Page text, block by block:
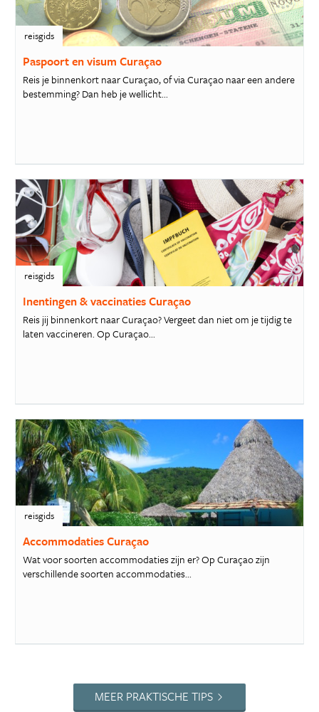
reisgids
Paspoort en visum Curaçao
Reis je binnenkort naar Curaçao, of via Curaçao naar een andere
bestemming? Dan heb je wellicht...
reisgids
Inentingen & vaccinaties Curaçao
Reis jij binnenkort naar Curaçao? Vergeet dan niet om je tijdig te
laten vaccineren. Op Curaçao...
reisgids
Accommodaties Curaçao
Wat voor soorten accommodaties zijn er? Op Curaçao zijn
verschillende soorten accommodaties...
MEER PRAKTISCHE TIPS